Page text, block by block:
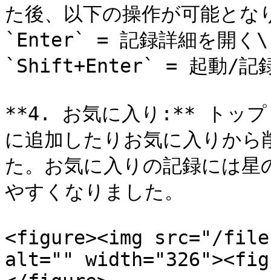
た後、以下の操作が可能とな
`Enter` = 記録詳細を開く\
`Shift+Enter` = 起動/記
**4. お気に入り:** トップ
に追加したりお気に入りか
た。お気に入りの記録には
やすくなりました。
<figure><img src="/
alt=""